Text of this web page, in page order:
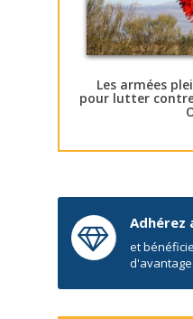
Les armées
pour lutter
Adhérez
et